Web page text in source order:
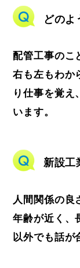
どのよ
配管工事のこ
右も左もわか
り仕事を覚え
います。
新設工
人間関係の良
年齢が近く、
以外でも話が